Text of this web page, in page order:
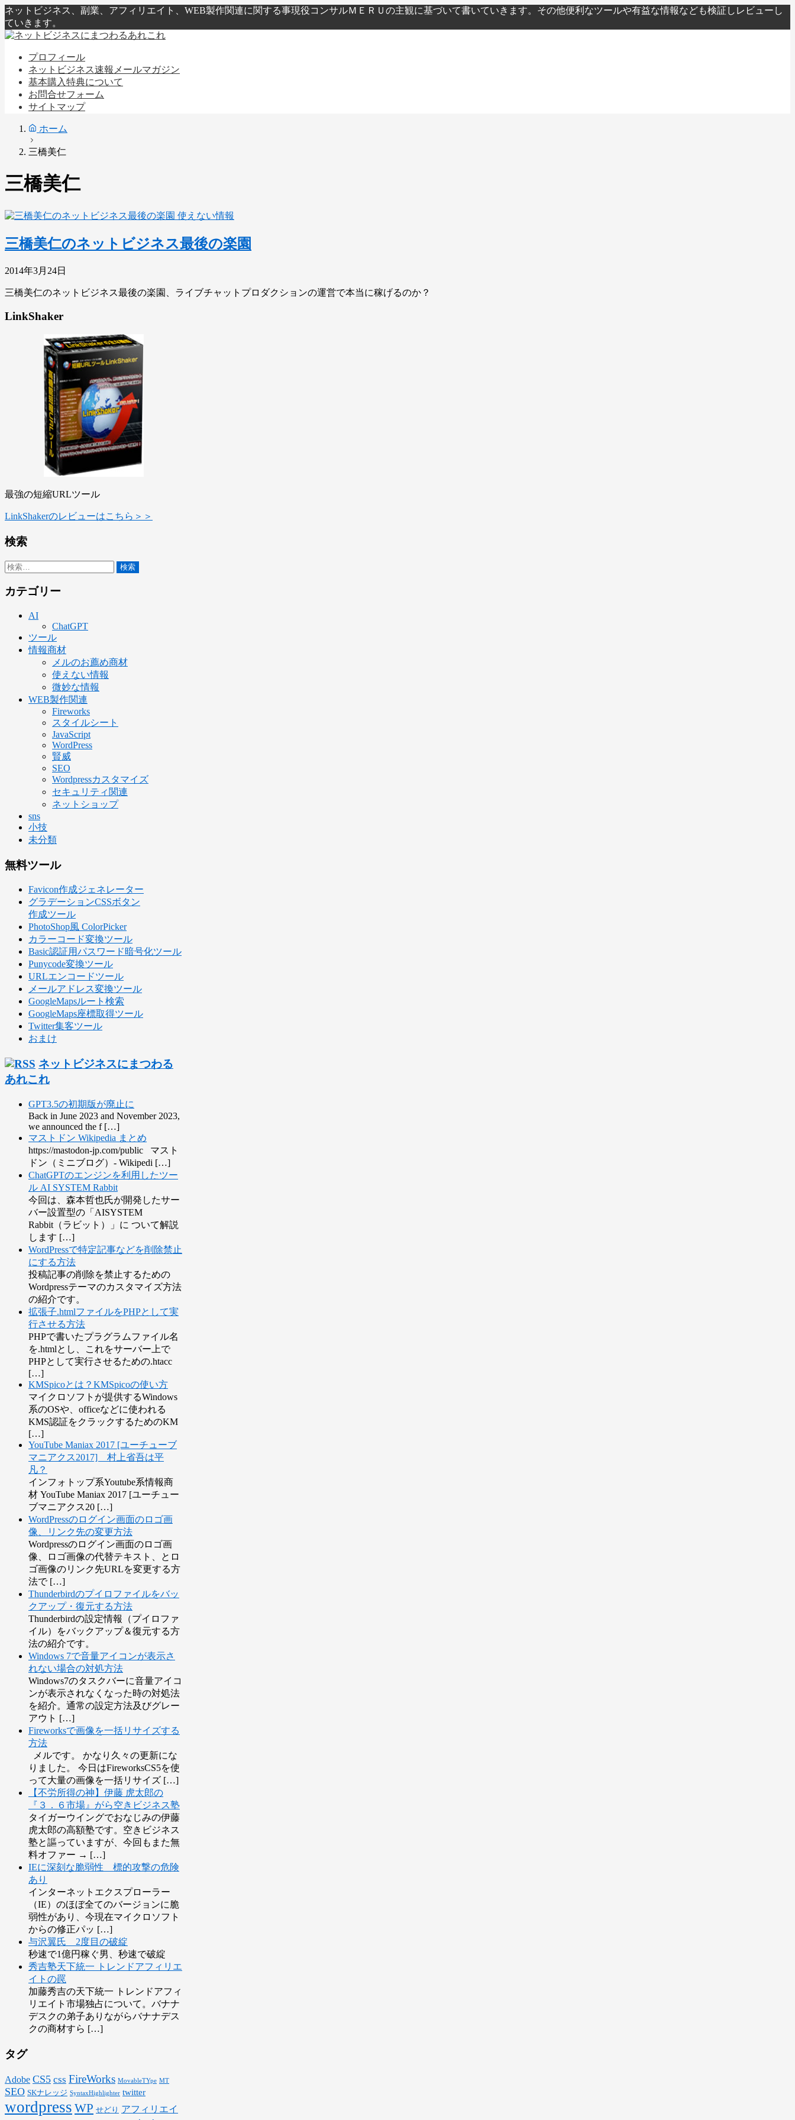
ネットビジネス、副業、アフィリエイト、WEB製作関連に関する事現役コンサルＭＥＲＵの主観に基づいて書いていきます。その他便利なツールや有益な情報なども検証しレビューし
ていきます。
プロフィール
ネットビジネス速報メールマガジン
基本購入特典について
お問合せフォーム
サイトマップ
ホーム
三橋美仁
三橋美仁
使えない情報
三橋美仁のネットビジネス最後の楽園
2014年3月24日
三橋美仁のネットビジネス最後の楽園、ライブチャットプロダクションの運営で本当に稼げるのか？
LinkShaker
最強の短縮URLツール
LinkShakerのレビューはこちら＞＞
検索
検
カテゴリー
AI
ChatGPT
ツール
情報商材
メルのお薦め商材
使えない情報
微妙な情報
WEB製作関連
Fireworks
スタイルシート
JavaScript
WordPress
賢威
SEO
Wordpressカスタマイズ
セキュリティ関連
ネットショップ
sns
小技
未分類
無料ツール
Favicon作成ジェネレーター
グラデーションCSSボタン
作成ツール
PhotoShop風 ColorPicker
カラーコード変換ツール
Basic認証用パスワード暗号化ツール
Punycode変換ツール
URLエンコードツール
メールアドレス変換ツール
GoogleMapsルート検索
GoogleMaps座標取得ツール
Twitter集客ツール
おまけ
ネットビジネスにまつわる
あれこれ
GPT3.5の初期版が廃止に
Back in June 2023 and November 2023,
we announced the f […]
マストドン Wikipedia まとめ
https://mastodon-jp.com/public マスト
ドン（ミニブログ）- Wikipedi […]
ChatGPTのエンジンを利用したツー
ル AI SYSTEM Rabbit
今回は、森本哲也氏が開発したサー
バー設置型の「AISYSTEM
Rabbit（ラビット）」に ついて解説
します […]
WordPressで特定記事などを削除禁止
にする方法
投稿記事の削除を禁止するための
Wordpressテーマのカスタマイズ方法
の紹介です。
拡張子.htmlファイルをPHPとして実
行させる方法
PHPで書いたプラグラムファイル名
を.htmlとし、これをサーバー上で
PHPとして実行させるための.htacc
[…]
KMSpicoとは？KMSpicoの使い方
マイクロソフトが提供するWindows
系のOSや、officeなどに使われる
KMS認証をクラックするためのKM
[…]
YouTube Maniax 2017 [ユーチューブ
マニアクス2017] 村上省吾は平
凡？
インフォトップ系Youtube系情報商
材 YouTube Maniax 2017 [ユーチュー
ブマニアクス20 […]
WordPressのログイン画面のロゴ画
像、リンク先の変更方法
Wordpressのログイン画面のロゴ画
像、ロゴ画像の代替テキスト、とロ
ゴ画像のリンク先URLを変更する方
法で […]
Thunderbirdのプイロファイルをバッ
クアップ・復元する方法
Thunderbirdの設定情報（プイロファ
イル）をバックアップ＆復元する方
法の紹介です。
Windows 7で音量アイコンが表示さ
れない場合の対処方法
Windows7のタスクバーに音量アイコ
ンが表示されなくなった時の対処法
を紹介。通常の設定方法及びグレー
アウト […]
Fireworksで画像を一括リサイズする
方法
メルです。 かなり久々の更新にな
りました。 今日はFireworksCS5を使
って大量の画像を一括リサイズ […]
【不労所得の神】伊藤 虎太郎の
『３．６市場』がら空きビジネス塾
タイガーウイングでおなじみの伊藤
虎太郎の高額塾です。空きビジネス
塾と謳っていますが、今回もまた無
料オファー → […]
IEに深刻な脆弱性 標的攻撃の危険
あり
インターネットエクスプローラー
（IE）のほぼ全てのバージョンに脆
弱性があり、今現在マイクロソフト
からの修正パッ […]
与沢翼氏 2度目の破綻
秒速で1億円稼ぐ男、秒速で破綻
秀吉塾天下統一 トレンドアフィリエ
イトの罠
加藤秀吉の天下統一 トレンドアフィ
リエイト市場独占について。バナナ
デスクの弟子ありながらバナナデス
クの商材すら […]
タグ
Adobe CS5 css FireWorks MovableTYpe MT
SEO SKナレッジ SyntaxHighlighter twitter
wordpress WP せどり アフィリエイ